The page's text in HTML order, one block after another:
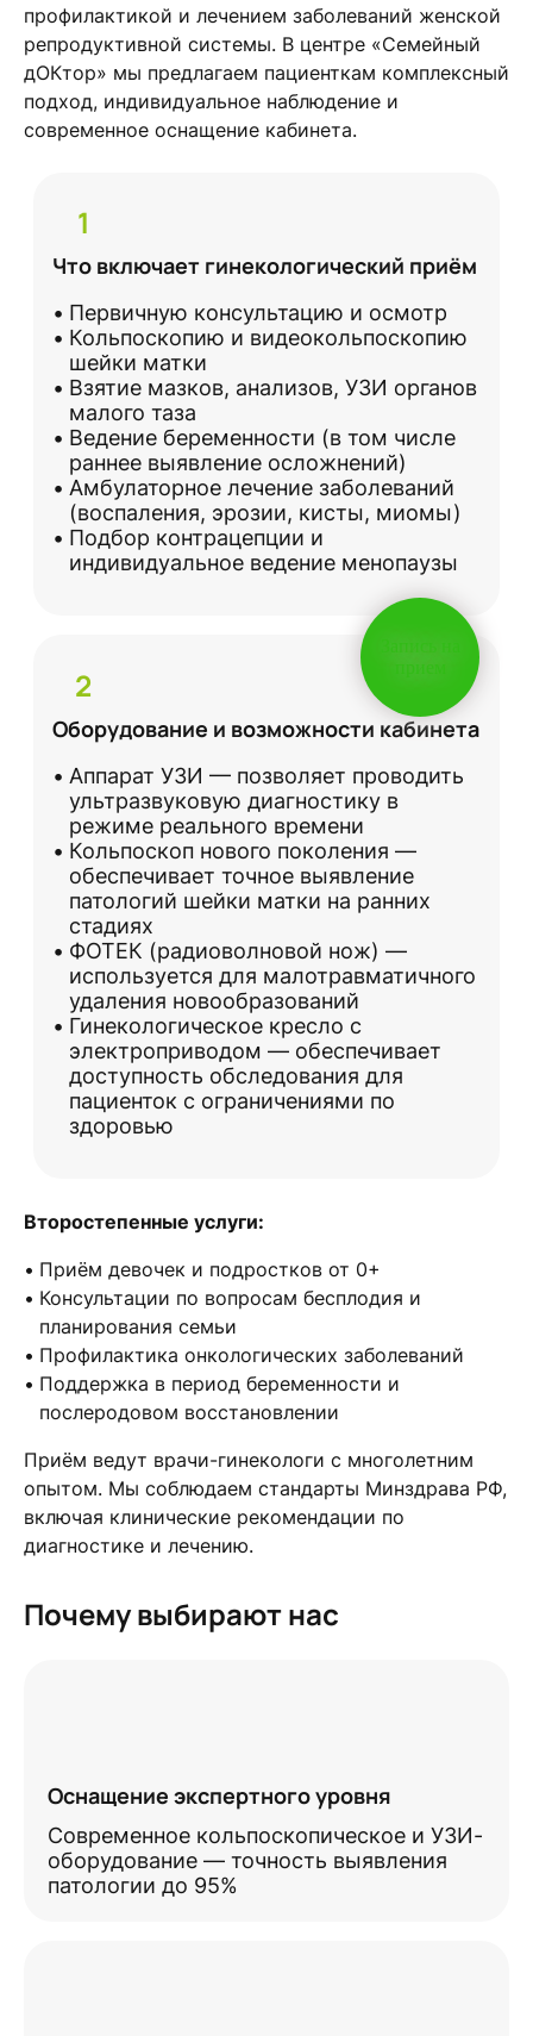
профилактикой и лечением заболеваний женской
репродуктивной системы. В центре «Семейный
дОКтор» мы предлагаем пациенткам комплексный
подход, индивидуальное наблюдение и
современное оснащение кабинета.
1
Что включает гинекологический приём
Первичную консультацию и осмотр
Кольпоскопию и видеокольпоскопию
шейки матки
Взятие мазков, анализов, УЗИ органов
малого таза
Ведение беременности (в том числе
раннее выявление осложнений)
Амбулаторное лечение заболеваний
(воспаления, эрозии, кисты, миомы)
Подбор контрацепции и
индивидуальное ведение менопаузы
2
Оборудование и возможности кабинета
Аппарат УЗИ — позволяет проводить
ультразвуковую диагностику в
режиме реального времени
Кольпоскоп нового поколения —
обеспечивает точное выявление
патологий шейки матки на ранних
стадиях
ФОТЕК (радиоволновой нож) —
используется для малотравматичного
удаления новообразований
Гинекологическое кресло с
электроприводом — обеспечивает
доступность обследования для
пациенток с ограничениями по
здоровью
Второстепенные услуги:
Приём девочек и подростков от 0+
Консультации по вопросам бесплодия и
планирования семьи
Профилактика онкологических заболеваний
Поддержка в период беременности и
послеродовом восстановлении
Приём ведут врачи-гинекологи с многолетним
опытом. Мы соблюдаем стандарты Минздрава РФ,
включая клинические рекомендации по
диагностике и лечению.
Почему выбирают нас
Оснащение экспертного уровня
Современное кольпоскопическое и УЗИ-
оборудование — точность выявления
патологии до 95%